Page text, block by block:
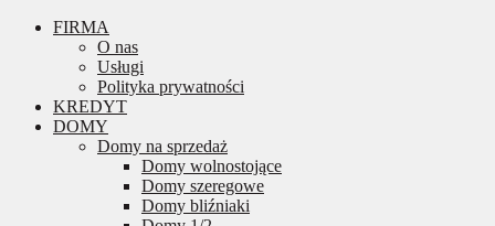
FIRMA
O nas
Usługi
Polityka prywatności
KREDYT
DOMY
Domy na sprzedaż
Domy wolnostojące
Domy szeregowe
Domy bliźniaki